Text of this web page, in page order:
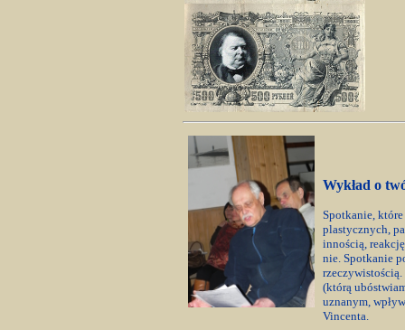
Wykład o
Spotkanie, które
plastycznych,
innością,
nie. Spotkanie
rzeczywistością.
(którą
uznanym,
Vincenta.